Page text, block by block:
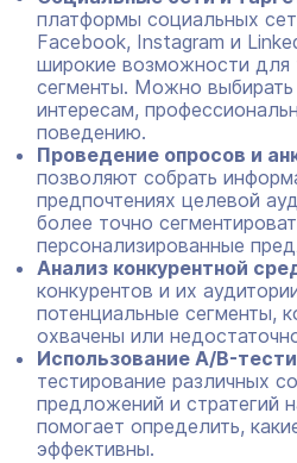
платформы социальных
Facebook, Instagram и
широкие возможности для
сегменты. Можно выбирать
интересам,
поведению.
Проведение опросов и
позволяют собрать
предпочтениях целевой
более точно
персонализированные
Анализ конкурентной
конкурентов и их
потенциальные сегменты,
охвачены или
Использование A/B-
тестирование различных
предложений и стратегий
помогает определить,
эффективны.